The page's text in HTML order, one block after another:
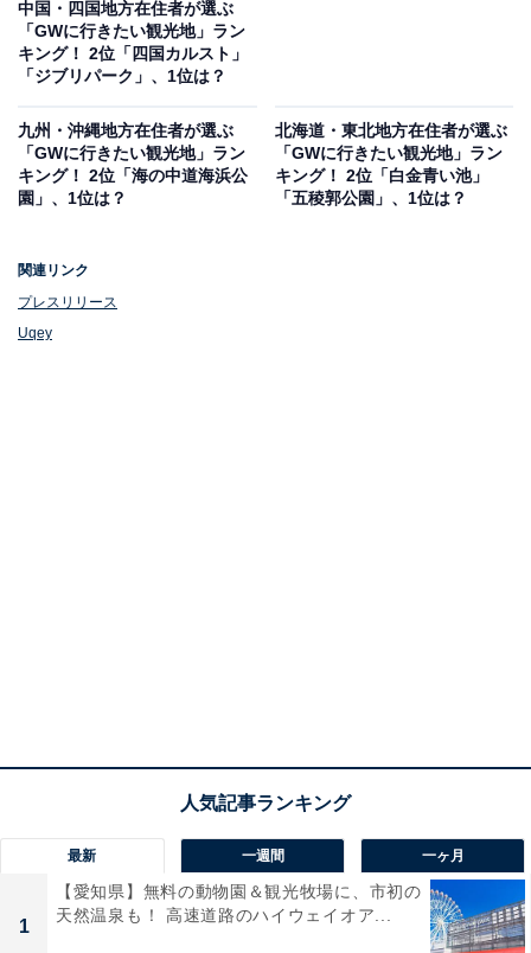
中国・四国地方在住者が選ぶ
「GWに行きたい観光地」ラン
キング！ 2位「四国カルスト」
「ジブリパーク」、1位は？
九州・沖縄地方在住者が選ぶ
「GWに行きたい観光地」ラン
キング！ 2位「海の中道海浜公
園」、1位は？
北海道・東北地方在住者が選ぶ
「GWに行きたい観光地」ラン
キング！ 2位「白金青い池」
「五稜郭公園」、1位は？
関連リンク
プレスリリース
Uqey
最新 一週間 一ヶ月
1
【愛知県】無料の動物園＆観光牧場に、市初の
天然温泉も！ 高速道路のハイウェイオア...